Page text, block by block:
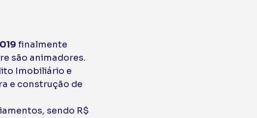
finalmente
são animadores.
Imobiliário e
e construção de
sendo R$